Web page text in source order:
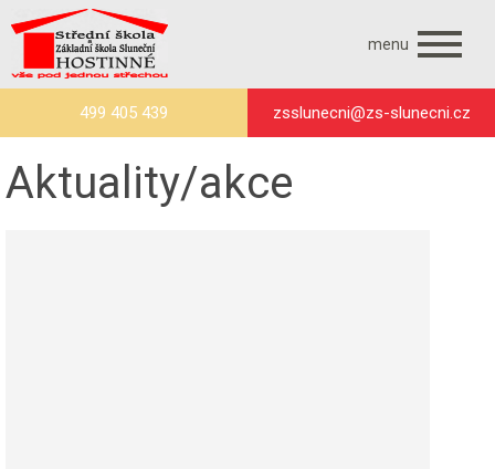
menu
499 405 439 zsslunecni@zs-slunecni.cz
Aktuality/akce